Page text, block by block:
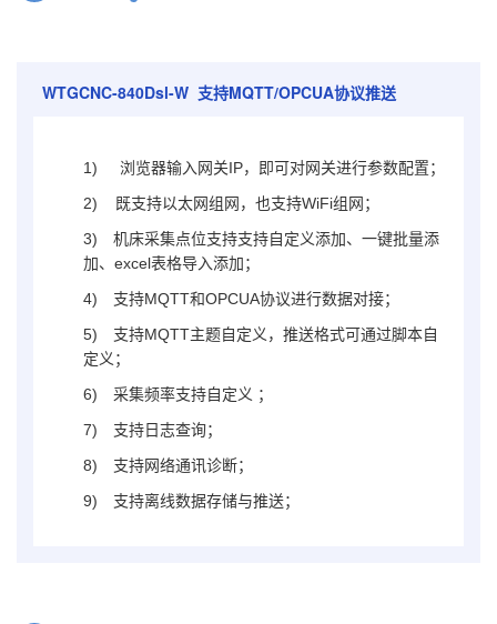
WTGCNC-840Dsl-W 支持MQTT/OPCUA协议推送
1)
浏览器输入网关IP，即可对网关进行参数配置；
2) 既支持以太网组网，也支持WiFi组网；
3)
机床采集点位支持支持自定义添加、一键批量添
加、excel表格导入添加；
4)
支持MQTT和OPCUA协议进行数据对接；
5)
支持MQTT主题自定义，推送格式可通过脚本自
定义；
6)
采集频率支持自定义 ；
7)
支持日志查询；
8)
支持网络通讯诊断；
9)
支持离线数据存储与推送；